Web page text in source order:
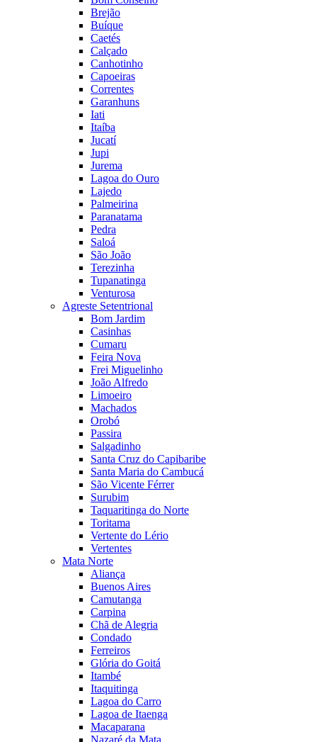
Brejão
Buíque
Caetés
Calçado
Canhotinho
Capoeiras
Correntes
Garanhuns
Iati
Itaíba
Jucatí
Jupi
Jurema
Lagoa do Ouro
Lajedo
Palmeirina
Paranatama
Pedra
Saloá
São João
Terezinha
Tupanatinga
Venturosa
Agreste Setentrional
Bom Jardim
Casinhas
Cumaru
Feira Nova
Frei Miguelinho
João Alfredo
Limoeiro
Machados
Orobó
Passira
Salgadinho
Santa Cruz do Capibaribe
Santa Maria do Cambucá
São Vicente Férrer
Surubim
Taquaritinga do Norte
Toritama
Vertente do Lério
Vertentes
Mata Norte
Aliança
Buenos Aires
Camutanga
Carpina
Chã de Alegria
Condado
Ferreiros
Glória do Goitá
Itambé
Itaquitinga
Lagoa do Carro
Lagoa de Itaenga
Macaparana